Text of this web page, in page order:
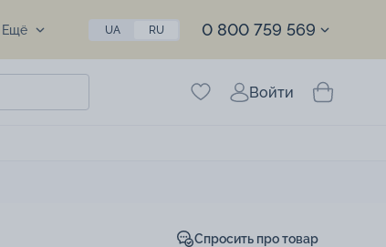
Ещё UA RU 0 800 759 569
Войти
Спросить про товар